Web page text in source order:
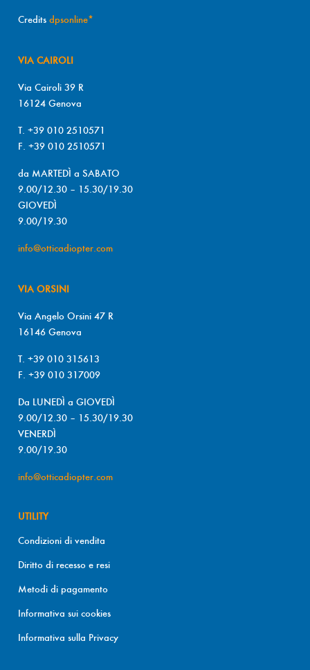
Credits dpsonline*
VIA CAIROLI
Via Cairoli 39 R
16124 Genova
T. +39 010 2510571
F. +39 010 2510571
da MARTEDÌ a SABATO
9.00/12.30 – 15.30/19.30
GIOVEDÌ
9.00/19.30
info@otticadiopter.com
VIA ORSINI
Via Angelo Orsini 47 R
16146 Genova
T. +39 010 315613
F. +39 010 317009
Da LUNEDÌ a GIOVEDÌ
9.00/12.30 – 15.30/19.30
VENERDÌ
9.00/19.30
info@otticadiopter.com
UTILITY
Condizioni di vendita
Diritto di recesso e resi
Metodi di pagamento
Informativa sui cookies
Informativa sulla Privacy